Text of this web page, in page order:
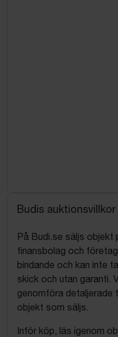
Budis auktionsvillkor
På Budi.se säljs objekt
finansbolag och
bindande och kan inte
skick och utan garanti.
genomföra detaljerade
objekt som säljs.
Inför köp, läs igenom